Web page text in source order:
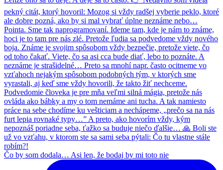
Čo by som dodala… Asi len, že bodaj by mi toto nie